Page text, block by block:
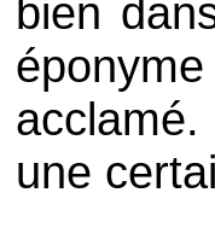
bien
une